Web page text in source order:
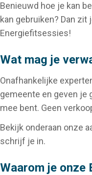
Benieuwd hoe je kan
kan gebruiken? Dan zit
Energiefitsessies!
Wat mag je
Onafhankelijke
gemeente en geven je
mee bent. Geen
Bekijk onderaan onze
schrijf je in.
Waarom je